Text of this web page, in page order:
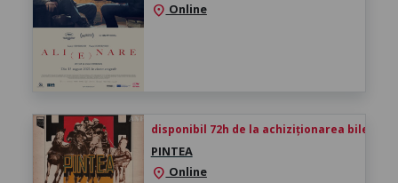
location_on Online
disponibil 72h de la achiziționarea biletului
PINTEA
location_on Online